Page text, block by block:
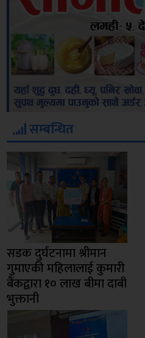
सम्बन्धित
सडक दुर्घटनामा श्रीमान
गुमाएकी महिलालाई कुमारी
बैंकद्वारा १० लाख बीमा दाबी
भुक्तानी